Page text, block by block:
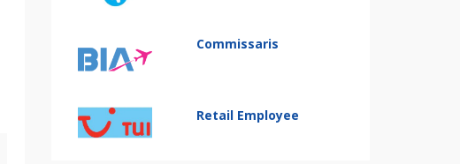
Commissaris
Retail Employee